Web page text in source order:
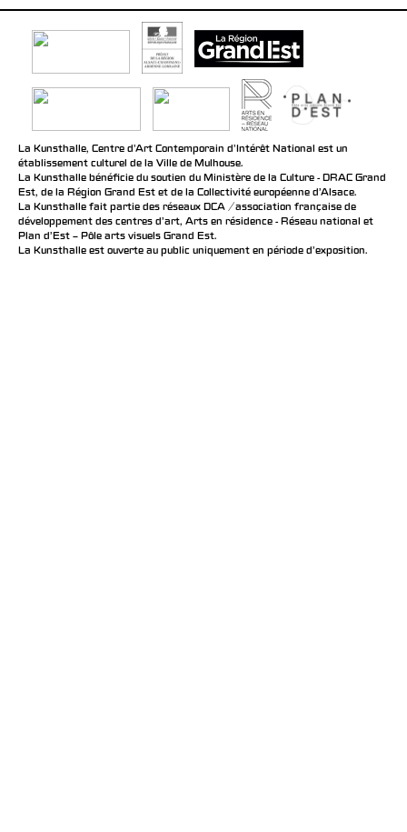
La Kunsthalle, Centre d’Art Contemporain d’Intérêt National est un
établissement culturel de la Ville de Mulhouse.
La Kunsthalle bénéficie du soutien du Ministère de la Culture - DRAC Grand
Est, de la Région Grand Est et de la Collectivité européenne d’Alsace.
La Kunsthalle fait partie des réseaux DCA / association française de
développement des centres d'art, Arts en résidence - Réseau national et
Plan d’Est – Pôle arts visuels Grand Est.
La Kunsthalle est ouverte au public uniquement en période d'exposition.